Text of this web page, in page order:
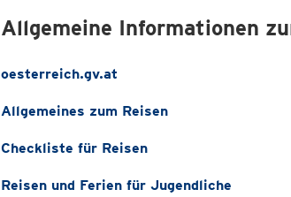
Allgemeine Informationen
oesterreich.gv.at
Allgemeines zum Reisen
Checkliste für Reisen
Reisen und Ferien für Jugendliche